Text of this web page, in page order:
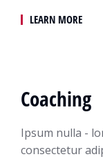
LEARN MORE
Coaching
Ipsum nulla -
consectetur